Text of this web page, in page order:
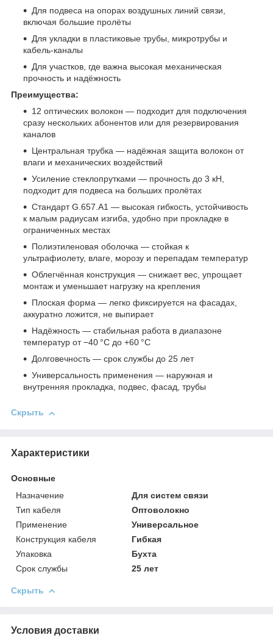
Для подвеса на опорах воздушных линий связи,
включая большие пролёты
Для укладки в пластиковые трубы, микротрубы и
кабель‑каналы
Для участков, где важна высокая механическая
прочность и надёжность
Преимущества:
12 оптических волокон — подходит для подключения
сразу нескольких абонентов или для резервирования
каналов
Центральная трубка — надёжная защита волокон от
влаги и механических воздействий
Усиление стеклопрутками — прочность до 3 кН,
подходит для подвеса на больших пролётах
Стандарт G.657.A1 — высокая гибкость, устойчивость
к малым радиусам изгиба, удобно при прокладке в
ограниченных местах
Полиэтиленовая оболочка — стойкая к
ультрафиолету, влаге, морозу и перепадам температур
Облегчённая конструкция — снижает вес, упрощает
монтаж и уменьшает нагрузку на крепления
Плоская форма — легко фиксируется на фасадах,
аккуратно ложится, не выпирает
Надёжность — стабильная работа в диапазоне
температур от −40 °C до +60 °C
Долговечность — срок службы до 25 лет
Универсальность применения — наружная и
внутренняя прокладка, подвес, фасад, трубы
Скрыть
Характеристики
Основные
Назначение
Для систем связи
Тип кабеля
Оптоволокно
Применение
Универсальное
Конструкция кабеля
Гибкая
Упаковка
Бухта
Срок службы
25 лет
Скрыть
Условия доставки